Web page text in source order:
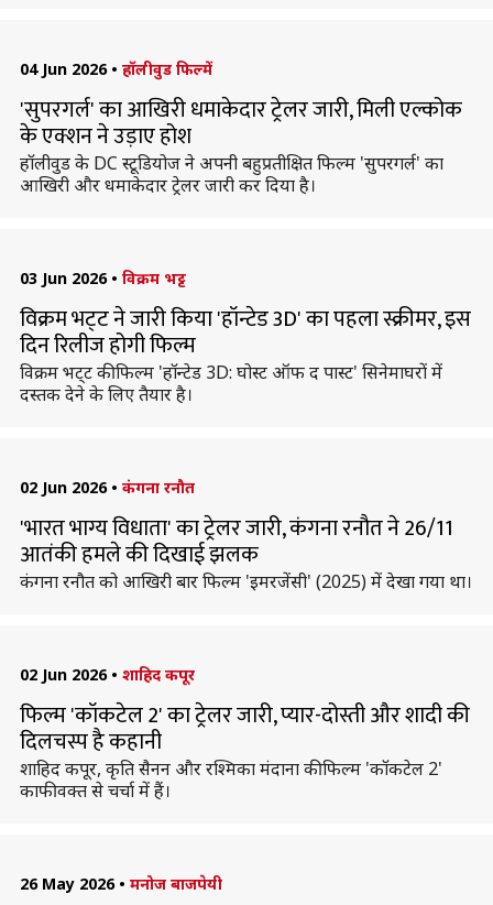
04 Jun 2026 • हॉलीवुड फिल्में
'सुपरगर्ल' का आखिरी धमाकेदार ट्रेलर जारी, मिली एल्कोक
के एक्शन ने उड़ाए होश
हॉलीवुड के DC स्टूडियोज ने अपनी बहुप्रतीक्षित फिल्म 'सुपरगर्ल' का
आखिरी और धमाकेदार ट्रेलर जारी कर दिया है।
03 Jun 2026 • विक्रम भट्ट
विक्रम भट्‌ट ने जारी किया 'हॉन्टेड 3D' का पहला स्क्रीमर, इस
दिन रिलीज होगी फिल्म
विक्रम भट्‌ट की फिल्म 'हॉन्टेड 3D: घोस्ट ऑफ द पास्ट' सिनेमाघरों में
दस्तक देने के लिए तैयार है।
02 Jun 2026 • कंगना रनौत
'भारत भाग्य विधाता' का ट्रेलर जारी, कंगना रनौत ने 26/11
आतंकी हमले की दिखाई झलक
कंगना रनौत को आखिरी बार फिल्म 'इमरजेंसी' (2025) में देखा गया था।
02 Jun 2026 • शाहिद कपूर
फिल्म 'कॉकटेल 2' का ट्रेलर जारी, प्यार-दोस्ती और शादी की
दिलचस्प है कहानी
शाहिद कपूर, कृति सैनन और रश्मिका मंदाना की फिल्म 'कॉकटेल 2'
काफी वक्त से चर्चा में हैं।
26 May 2026 • मनोज बाजपेयी